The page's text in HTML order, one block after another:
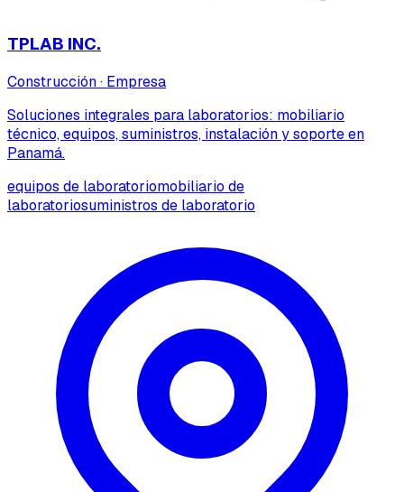
TPLAB INC.
Construcción· Empresa
Soluciones integrales para laboratorios: mobiliario
técnico, equipos, suministros, instalación y soporte en
Panamá.
equipos de laboratoriomobiliario de
laboratoriosuministros de laboratorio